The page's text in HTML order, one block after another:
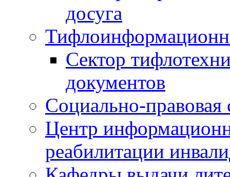
досуга
Сектор
документов
Социально-правовая
Центр
реабилитации